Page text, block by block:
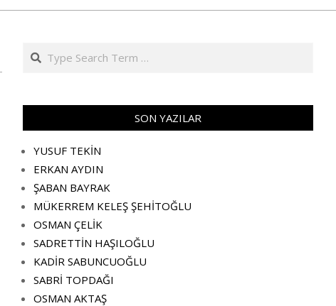
Search
SON YAZILAR
YUSUF TEKİN
ERKAN AYDIN
ŞABAN BAYRAK
MÜKERREM KELEŞ ŞEHİTOĞLU
OSMAN ÇELİK
SADRETTİN HAŞILOĞLU
KADİR SABUNCUOĞLU
SABRİ TOPDAĞI
OSMAN AKTAŞ